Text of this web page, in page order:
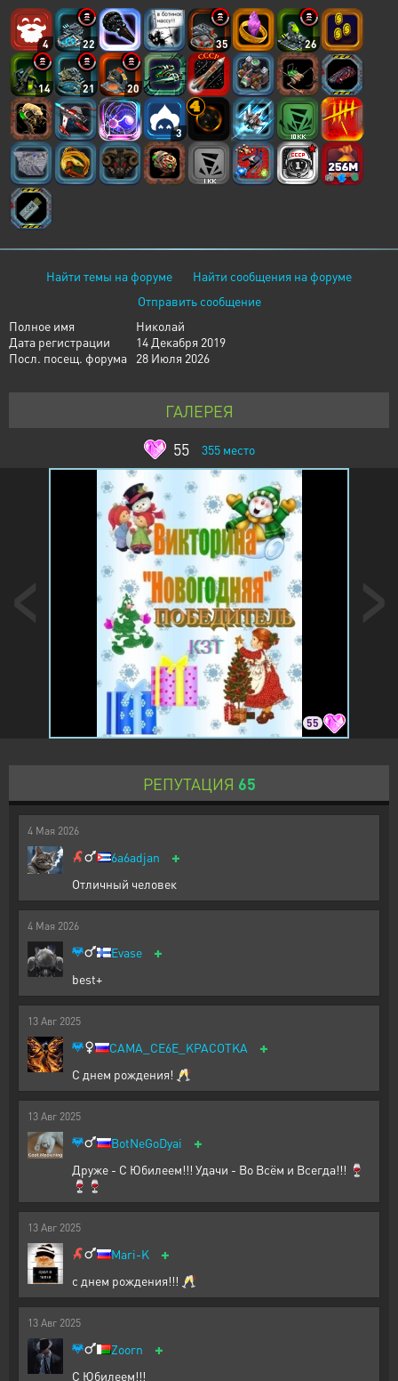
4 22 35 26
14 21 20
3
Найти темы на форуме
Найти сообщения на форуме
Отправить сообщение
Полное имя
Николай
Дата регистрации
14 Декабря 2019
Посл. посещ. форума
28 Июля 2026
ГАЛЕРЕЯ
55
355место
55
РЕПУТАЦИЯ 65
4 Мая 2026
6a6adjan +
Отличный человек
4 Мая 2026
Evase +
best+
13 Авг 2025
CAMA_CE6E_KPACOTKA +
С днем рождения! 🥂
13 Авг 2025
BotNeGoDyai +
Друже - С Юбилеем!!! Удачи - Во Всём и Всегда!!! 🍷
🍷🍷
13 Авг 2025
Mari-K +
с днем рождения!!! 🥂
13 Авг 2025
Zoorn +
С Юбилеем!!!